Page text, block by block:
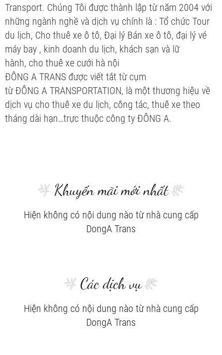
Transport. Chúng Tôi được thành lập từ năm 2004 với
những ngành nghề và dịch vụ chính là : Tổ chức Tour
du lịch, Cho thuê xe ô tô, Đại lý Bán xe ô tô, đại lý vé
máy bay , kinh doanh du lịch, khách sạn và lữ
hành, cho thuê xe cưới hà nội
ĐÔNG A TRANS được viết tắt từ cụm
từ ĐÔNG A TRANSPORTATION, là một thương hiệu về
dịch vụ cho thuê xe du lịch, công tác, thuê xe theo
tháng dài hạn…trực thuộc công ty ĐÔNG A.
Khuyến mãi mới nhất
Hiện không có nội dung nào từ nhà cung cấp
DongA Trans
Các dịch vụ
Hiện không có nội dung nào từ nhà cung cấp
DongA Trans